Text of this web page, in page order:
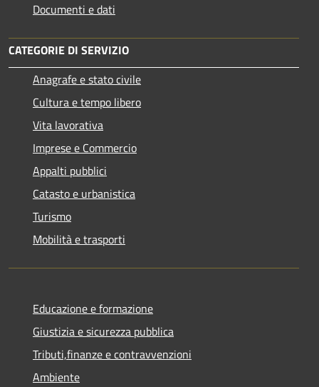
Documenti e dati
CATEGORIE DI SERVIZIO
Anagrafe e stato civile
Cultura e tempo libero
Vita lavorativa
Imprese e Commercio
Appalti pubblici
Catasto e urbanistica
Turismo
Mobilità e trasporti
Educazione e formazione
Giustizia e sicurezza pubblica
Tributi,finanze e contravvenzioni
Ambiente